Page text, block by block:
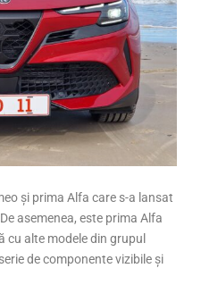
și prima Alfa care s-a lansat
asemenea, este prima Alfa
alte modele din grupul
de componente vizibile și